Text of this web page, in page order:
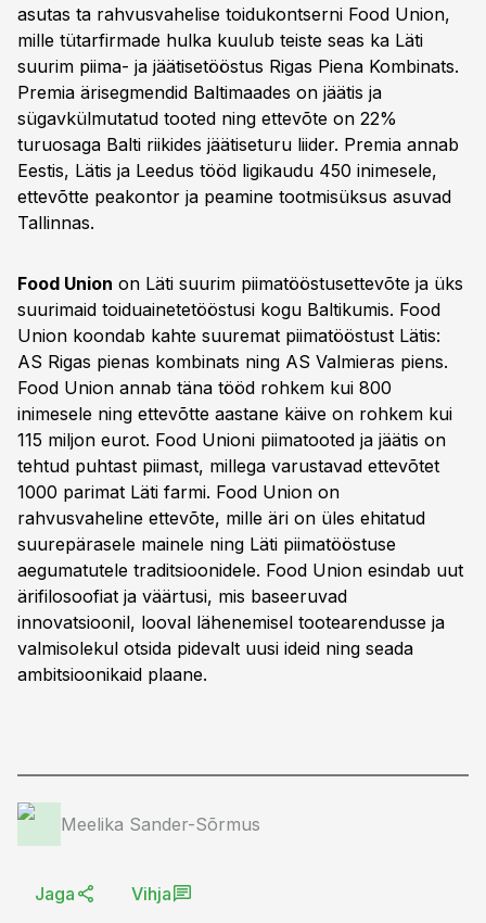
asutas ta rahvusvahelise toidukontserni Food Union,
mille tütarfirmade hulka kuulub teiste seas ka Läti
suurim piima- ja jäätisetööstus Rigas Piena Kombinats.
Premia ärisegmendid Baltimaades on jäätis ja
sügavkülmutatud tooted ning ettevõte on 22%
turuosaga Balti riikides jäätiseturu liider. Premia annab
Eestis, Lätis ja Leedus tööd ligikaudu 450 inimesele,
ettevõtte peakontor ja peamine tootmisüksus asuvad
Tallinnas.
Food Union on Läti suurim piimatööstusettevõte ja üks
suurimaid toiduainetetööstusi kogu Baltikumis. Food
Union koondab kahte suuremat piimatööstust Lätis:
AS Rigas pienas kombinats ning AS Valmieras piens.
Food Union annab täna tööd rohkem kui 800
inimesele ning ettevõtte aastane käive on rohkem kui
115 miljon eurot. Food Unioni piimatooted ja jäätis on
tehtud puhtast piimast, millega varustavad ettevõtet
1000 parimat Läti farmi. Food Union on
rahvusvaheline ettevõte, mille äri on üles ehitatud
suurepärasele mainele ning Läti piimatööstuse
aegumatutele traditsioonidele. Food Union esindab uut
ärifilosoofiat ja väärtusi, mis baseeruvad
innovatsioonil, looval lähenemisel tootearendusse ja
valmisolekul otsida pidevalt uusi ideid ning seada
ambitsioonikaid plaane.
Meelika Sander-Sõrmus
Jaga Vihja